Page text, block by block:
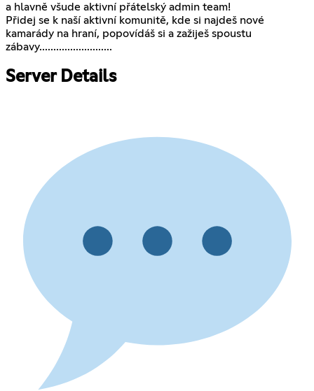
a hlavně všude aktivní přátelský admin team!
Přidej se k naší aktivní komunitě, kde si najdeš nové
kamarády na hraní, popovídáš si a zažiješ spoustu
zábavy..........................
Server Details